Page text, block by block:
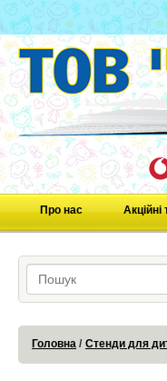
Про нас Акційні
Головна Стенди для